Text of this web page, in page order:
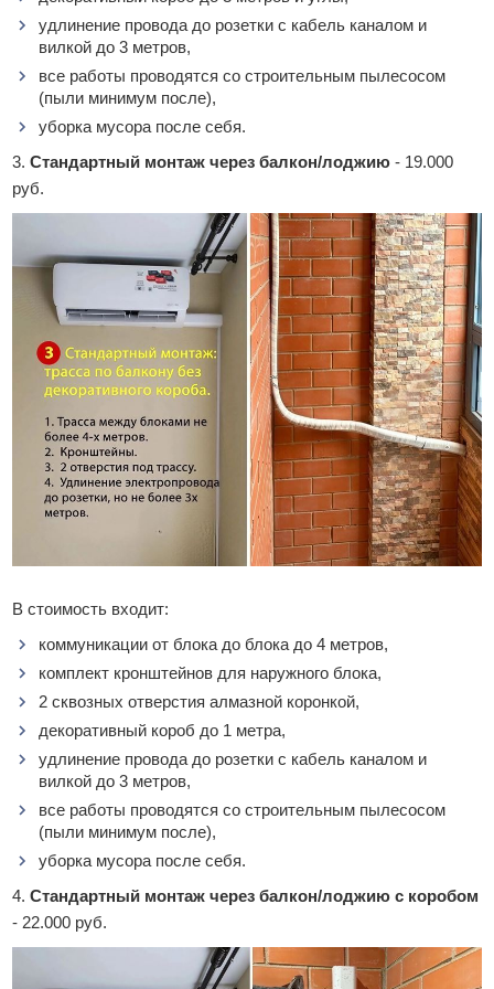
удлинение провода до розетки с кабель каналом и
вилкой до 3 метров,
все работы проводятся со строительным пылесосом
(пыли минимум после),
уборка мусора после себя.
3. Стандартный монтаж через балкон/лоджию - 19.000
руб.
В стоимость входит:
коммуникации от блока до блока до 4 метров,
комплект кронштейнов для наружного блока,
2 сквозных отверстия алмазной коронкой,
декоративный короб до 1 метра,
удлинение провода до розетки с кабель каналом и
вилкой до 3 метров,
все работы проводятся со строительным пылесосом
(пыли минимум после),
уборка мусора после себя.
4. Стандартный монтаж через балкон/лоджию с коробом
- 22.000 руб.